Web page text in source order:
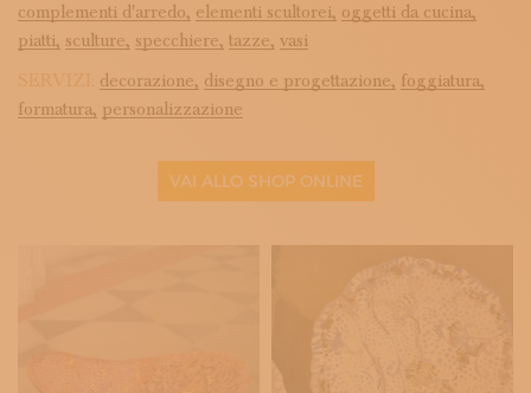
complementi d'arredo, elementi scultorei, oggetti da cucina,
piatti, sculture, specchiere, tazze, vasi
SERVIZI: decorazione, disegno e progettazione, foggiatura,
formatura, personalizzazione
VAI ALLO SHOP ONLINE